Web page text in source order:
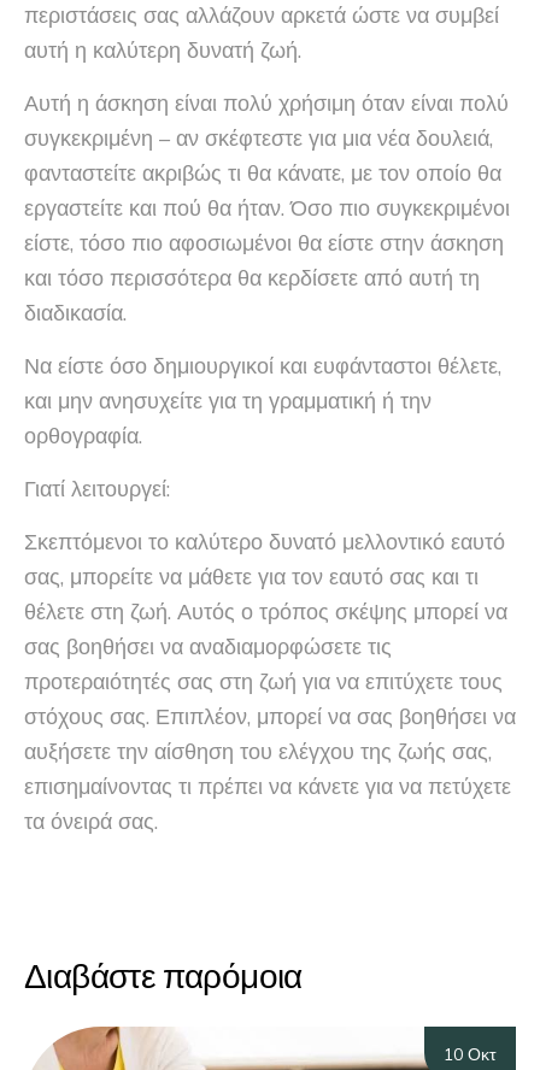
περιστάσεις σας αλλάζουν αρκετά ώστε να συμβεί
αυτή η καλύτερη δυνατή ζωή.
Αυτή η άσκηση είναι πολύ χρήσιμη όταν είναι πολύ
συγκεκριμένη – αν σκέφτεστε για μια νέα δουλειά,
φανταστείτε ακριβώς τι θα κάνατε, με τον οποίο θα
εργαστείτε και πού θα ήταν. Όσο πιο συγκεκριμένοι
είστε, τόσο πιο αφοσιωμένοι θα είστε στην άσκηση
και τόσο περισσότερα θα κερδίσετε από αυτή τη
διαδικασία.
Να είστε όσο δημιουργικοί και ευφάνταστοι θέλετε,
και μην ανησυχείτε για τη γραμματική ή την
ορθογραφία.
Γιατί λειτουργεί:
Σκεπτόμενοι το καλύτερο δυνατό μελλοντικό εαυτό
σας, μπορείτε να μάθετε για τον εαυτό σας και τι
θέλετε στη ζωή. Αυτός ο τρόπος σκέψης μπορεί να
σας βοηθήσει να αναδιαμορφώσετε τις
προτεραιότητές σας στη ζωή για να επιτύχετε τους
στόχους σας. Επιπλέον, μπορεί να σας βοηθήσει να
αυξήσετε την αίσθηση του ελέγχου της ζωής σας,
επισημαίνοντας τι πρέπει να κάνετε για να πετύχετε
τα όνειρά σας.
Διαβάστε παρόμοια
10 Οκτ